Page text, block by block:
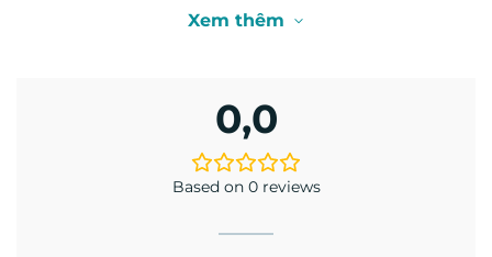
tăng nguy cơ mắc các bệnh lý nguy hiểm về mắt
trong việc ngăn độ cận không tăng lên.
Thấu hiểu nỗi lo đó, tập đoàn thấu kính hàng đầu
đã hợp tác cùng Đại học Bách khoa
tròng kính thông minh kiểm soát cận thị chuyên
Xem thêm
0,0
Based on 0 reviews